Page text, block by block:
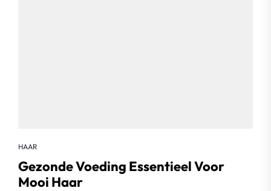
HAAR
Gezonde Voeding Essentieel Voor
Mooi Haar